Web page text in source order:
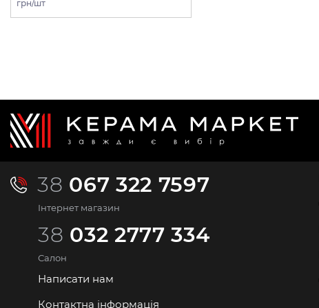
грн/шт
38 067 322 7597
Інтернет магазин
38 032 2777 334
Салон
Написати нам
Контактна інформація